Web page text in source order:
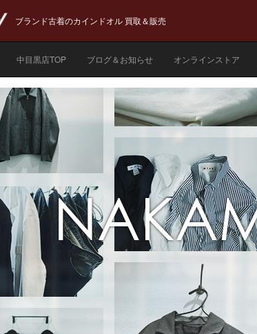
ブランド古着のカインドオル 買取＆販売
中目黒店TOP ブログ＆お知らせ オンラインストア